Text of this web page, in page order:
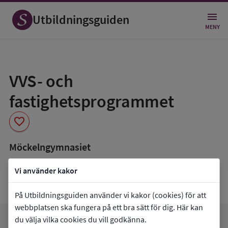
Vi använder kakor
På Utbildningsguiden använder vi kakor (cookies) för att
webbplatsen ska fungera på ett bra sätt för dig. Här kan
du välja vilka cookies du vill godkänna.
Utbildningsguiden MENY
VVS- och
fastighetsprogrammet
favorite
som
favorit
Möckelngymnasiet
book_5 Inriktning som finns tillgänglig
Data saknas